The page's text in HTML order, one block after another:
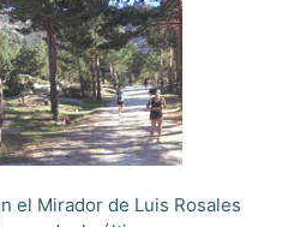
el Mirador de Luis Rosales